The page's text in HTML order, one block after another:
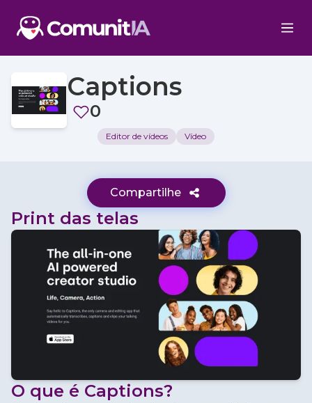
Captions
0
Editor de vídeos Vídeo
Compartilhe
Print das telas
O que é Captions?